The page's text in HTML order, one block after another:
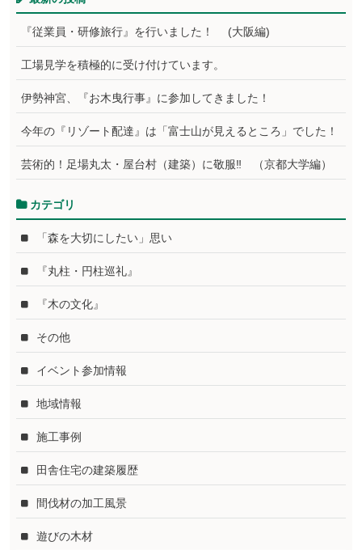
『従業員・研修旅行』を行いました！ (大阪編)
工場見学を積極的に受け付けています。
伊勢神宮、『お木曳行事』に参加してきました！
今年の『リゾート配達』は「富士山が見えるところ」でした！
芸術的！足場丸太・屋台村（建築）に敬服‼ （京都大学編）
カテゴリ
「森を大切にしたい」思い
『丸柱・円柱巡礼』
『木の文化』
その他
イベント参加情報
地域情報
施工事例
田舎住宅の建築履歴
間伐材の加工風景
遊びの木材